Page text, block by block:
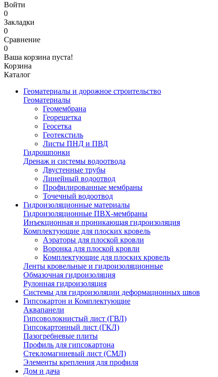
Войти
0
Закладки
0
Сравнение
0
Ваша корзина пуста!
Корзина
Каталог
Геоматериалы и дорожное строительство
Геоматериалы
Геомембрана
Георешетка
Геосетка
Геотекстиль
Листы ПНД и ПВД
Гидрошпонки
Дренаж и системы водоотвода
Двустенные трубы
Линейный водоотвод
Профилированные мембраны
Точечный водоотвод
Гидроизоляционные материалы
Гидроизоляционные ПВХ-мембраны
Инъекционная и проникающая гидроизоляция
Комплектующие для плоских кровель
Аэраторы для плоской кровли
Воронка для плоской кровли
Комплектующие для плоских кровель
Ленты кровельные и гидроизоляционные
Обмазочная гидроизоляция
Рулонная гидроизоляция
Системы для гидроизоляции деформационных швов
Гипсокартон и Комплектующие
Аквапанели
Гипсоволокнистый лист (ГВЛ)
Гипсокартонный лист (ГКЛ)
Пазогребневые плиты
Профиль для гипсокартона
Стекломагниевый лист (СМЛ)
Элементы крепления для профиля
Дом и дача